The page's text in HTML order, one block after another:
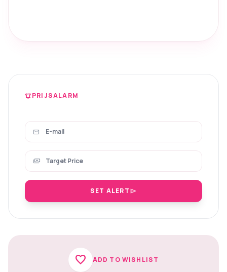
notifications_activePRIJSALARM
mail
payments
SET ALERTsend
favorite ADD TO WISHLIST